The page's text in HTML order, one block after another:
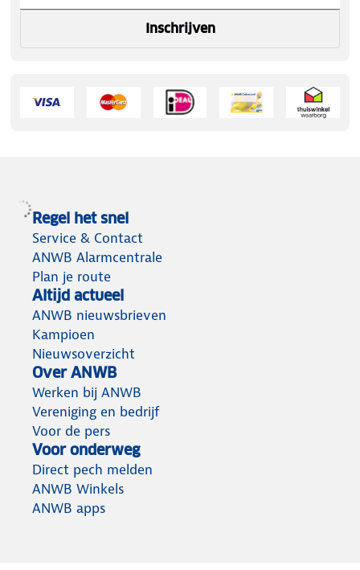
Inschrijven
Regel het snel
Service & Contact
ANWB Alarmcentrale
Plan je route
Altijd actueel
ANWB nieuwsbrieven
Kampioen
Nieuwsoverzicht
Over ANWB
Werken bij ANWB
Vereniging en bedrijf
Voor de pers
Voor onderweg
Direct pech melden
ANWB Winkels
ANWB apps